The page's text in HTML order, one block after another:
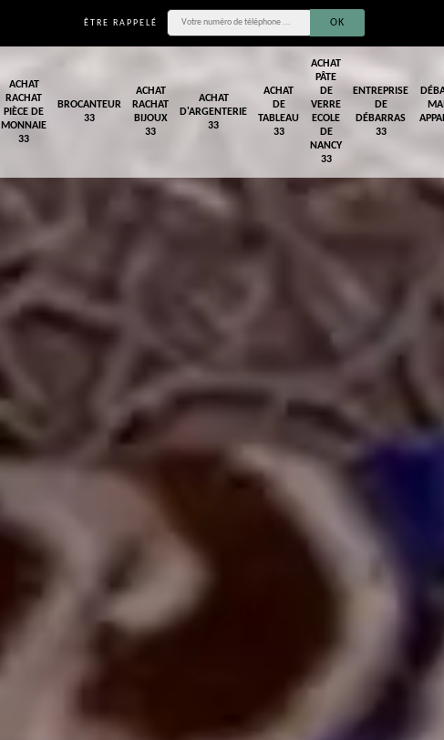
ÊTRE RAPPELÉ
ACHAT
RACHAT
PIÈCE DE
MONNAIE
33
BROCANTEUR
33
ACHAT
RACHAT
BIJOUX
33
ACHAT
D'ARGENTERIE
33
ACHAT
DE
TABLEAU
33
ACHAT
PÂTE
DE
VERRE
ECOLE
DE
NANCY
33
ENTREPRISE
DE
DÉBARRAS
33